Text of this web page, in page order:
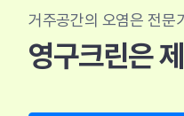
거주공간의 오염은 전문
영구크린은